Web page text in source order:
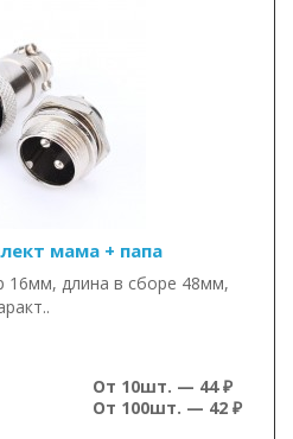
мама + папа
16мм, длина в сборе 48мм,
От 10шт. — 44 ₽
От 100шт. — 42 ₽